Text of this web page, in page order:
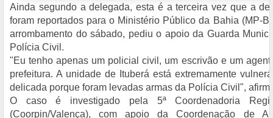
Ainda segundo a delegada, esta é a terceira vez que a
foram reportados para o Ministério Público da Bahia (MP-
arrombamento do sábado, pediu o apoio da Guarda
Polícia Civil.
"Eu tenho apenas um policial civil, um escrivão e um
prefeitura. A unidade de Ituberá está extremamente
delicada porque foram levadas armas da Polícia Civil",
O caso é investigado pela 5ª Coordenadoria
(Coorpin/Valença), com apoio da Coordenação de